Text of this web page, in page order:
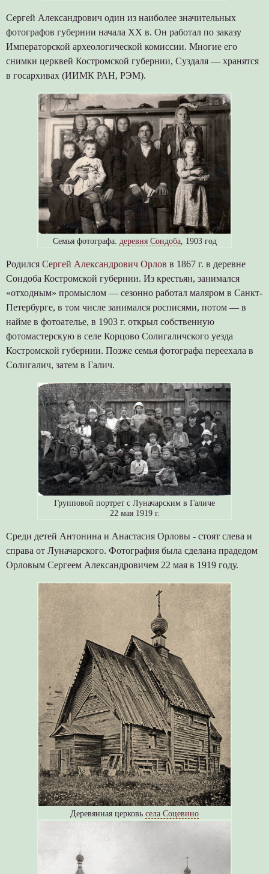
Сергей Александрович один из наиболее значительных
фотографов губернии начала XX в. Он работал по заказу
Императорской археологической комиссии. Многие его
снимки церквей Костромской губернии, Суздаля — хранятся
в госархивах (ИИМК РАН, РЭМ).
Семья фотографа. деревня Сондоба, 1903 год
Родился Сергей Александрович Орлов в 1867 г. в деревне
Сондоба Костромской губернии. Из крестьян, занимался
«отходным» промыслом — сезонно работал маляром в Санкт-
Петербурге, в том числе занимался росписями, потом — в
найме в фотоателье, в 1903 г. открыл собственную
фотомастерскую в селе Корцово Солигаличского уезда
Костромской губернии. Позже семья фотографа переехала в
Солигалич, затем в Галич.
Групповой портрет с Луначарским в Галиче
22 мая 1919 г.
Среди детей Антонина и Анастасия Орловы - стоят слева и
справа от Луначарского. Фотография была сделана прадедом
Орловым Сергеем Александровичем 22 мая в 1919 году.
Деревянная церковь села Соцевино